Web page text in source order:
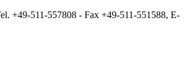
+49-511-557808 - Fax +49-511-551588, E-